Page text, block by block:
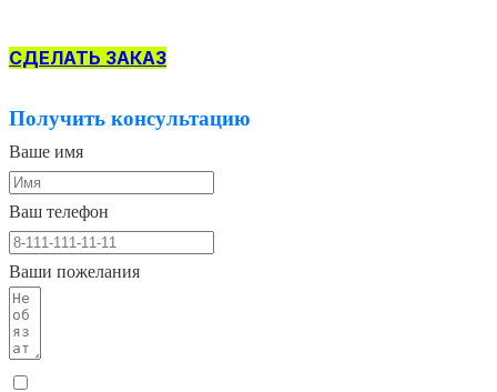
СДЕЛАТЬ ЗАКАЗ
Получить консультацию
Ваше имя
Ваш телефон
Ваши пожелания